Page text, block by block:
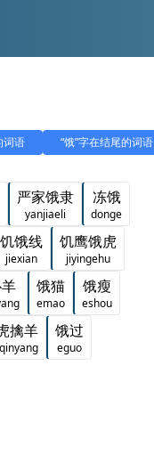
词语 “饿”字在结尾的词语
严家饿隶
yanjiaeli
冻饿
donge
饥饿线
jiexian
饥鹰饿虎
jiyingehu
饿猫
emao
饿瘦
eshou
擒羊 饿过
eguo